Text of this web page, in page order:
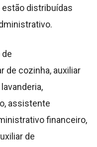
distribuídas
de cozinha, auxiliar
assistente
financeiro,
de